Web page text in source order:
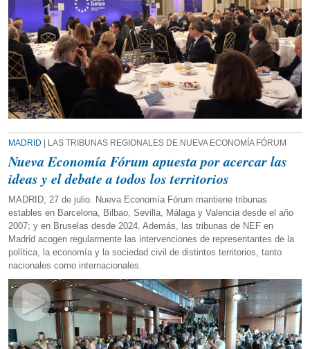
MADRID | LAS TRIBUNAS REGIONALES DE NUEVA ECONOMÍA FÓRUM
Nueva Economía Fórum apuesta por acercar las
ideas y el debate a todos los territorios
MADRID, 27 de julio. Nueva Economía Fórum mantiene tribunas
estables en Barcelona, Bilbao, Sevilla, Málaga y Valencia desde el año
2007; y en Bruselas desde 2024. Además, las tribunas de NEF en
Madrid acogen regularmente las intervenciones de representantes de la
política, la economía y la sociedad civil de distintos territorios, tanto
nacionales como internacionales.